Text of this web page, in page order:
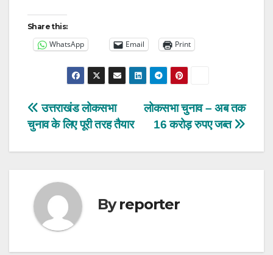
Share this:
WhatsApp Email Print
Post
navigation
लोकसभा चुनाव – अब तक
16 करोड़ रुपए जब्त
उत्तराखंड लोकसभा
चुनाव के लिए पूरी तरह तैयार
Byreporter